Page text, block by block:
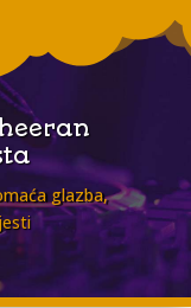
glazba,